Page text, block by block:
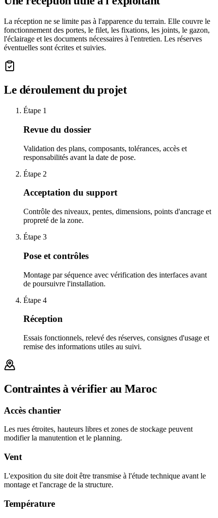
La réception ne se limite pas à l'apparence du terrain. Elle couvre le
fonctionnement des portes, le filet, les fixations, les joints, le gazon,
l'éclairage et les documents nécessaires à l'entretien. Les réserves
éventuelles sont écrites et suivies.
Le déroulement du projet
Étape 1
Revue du dossier
Validation des plans, composants, tolérances, accès et
responsabilités avant la date de pose.
Étape 2
Acceptation du support
Contrôle des niveaux, pentes, dimensions, points d'ancrage et
propreté de la zone.
Étape 3
Pose et contrôles
Montage par séquence avec vérification des interfaces avant
de poursuivre l'installation.
Étape 4
Réception
Essais fonctionnels, relevé des réserves, consignes d'usage et
remise des informations utiles au suivi.
Contraintes à vérifier au Maroc
Accès chantier
Les rues étroites, hauteurs libres et zones de stockage peuvent
modifier la manutention et le planning.
Vent
L'exposition du site doit être transmise à l'étude technique avant le
montage et l'ancrage de la structure.
Température